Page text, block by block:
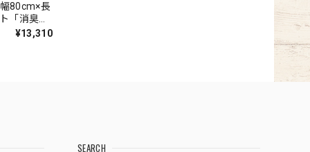
80cm×長
「消臭＋
元を
¥13,310
SEARCH